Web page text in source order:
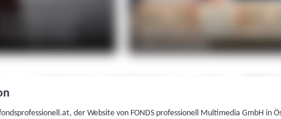
der Website von FONDS professionell Multimedia GmbH in